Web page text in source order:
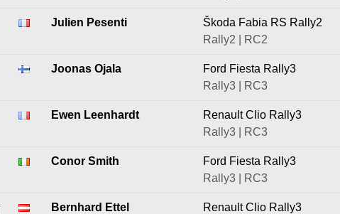
Julien Pesenti
Škoda Fabia RS Rally2
Rally2 | RC2
Joonas Ojala
Ford Fiesta Rally3
Rally3 | RC3
Ewen Leenhardt
Renault Clio Rally3
Rally3 | RC3
Conor Smith
Ford Fiesta Rally3
Rally3 | RC3
Bernhard Ettel
Renault Clio Rally3